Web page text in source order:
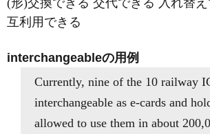
(形)交換できる 交代できる 入れ替
互利用できる
interchangeableの用例
Currently, nine of the 10 railway
interchangeable as e-cards and
allowed to use them in about